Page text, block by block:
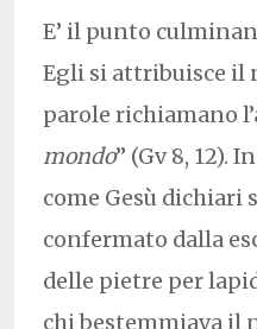
E’ il punto
Egli si attribuisce il
parole richiamano
mondo” (Gv 8, 12).
come Gesù
confermato dalla
delle pietre per
chi bestemmiava il